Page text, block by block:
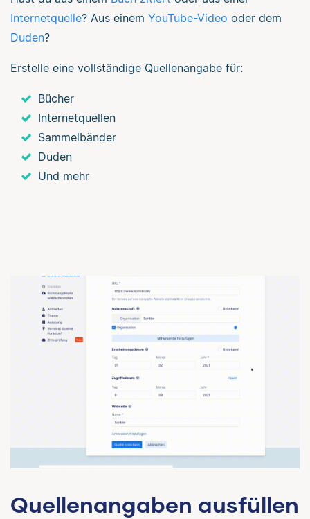
Internetquelle? Aus einem YouTube-Video oder dem
Duden?
Erstelle eine vollständige Quellenangabe für:
Bücher
Internetquellen
Sammelbänder
Duden
Und mehr
Quellenangaben ausfüllen